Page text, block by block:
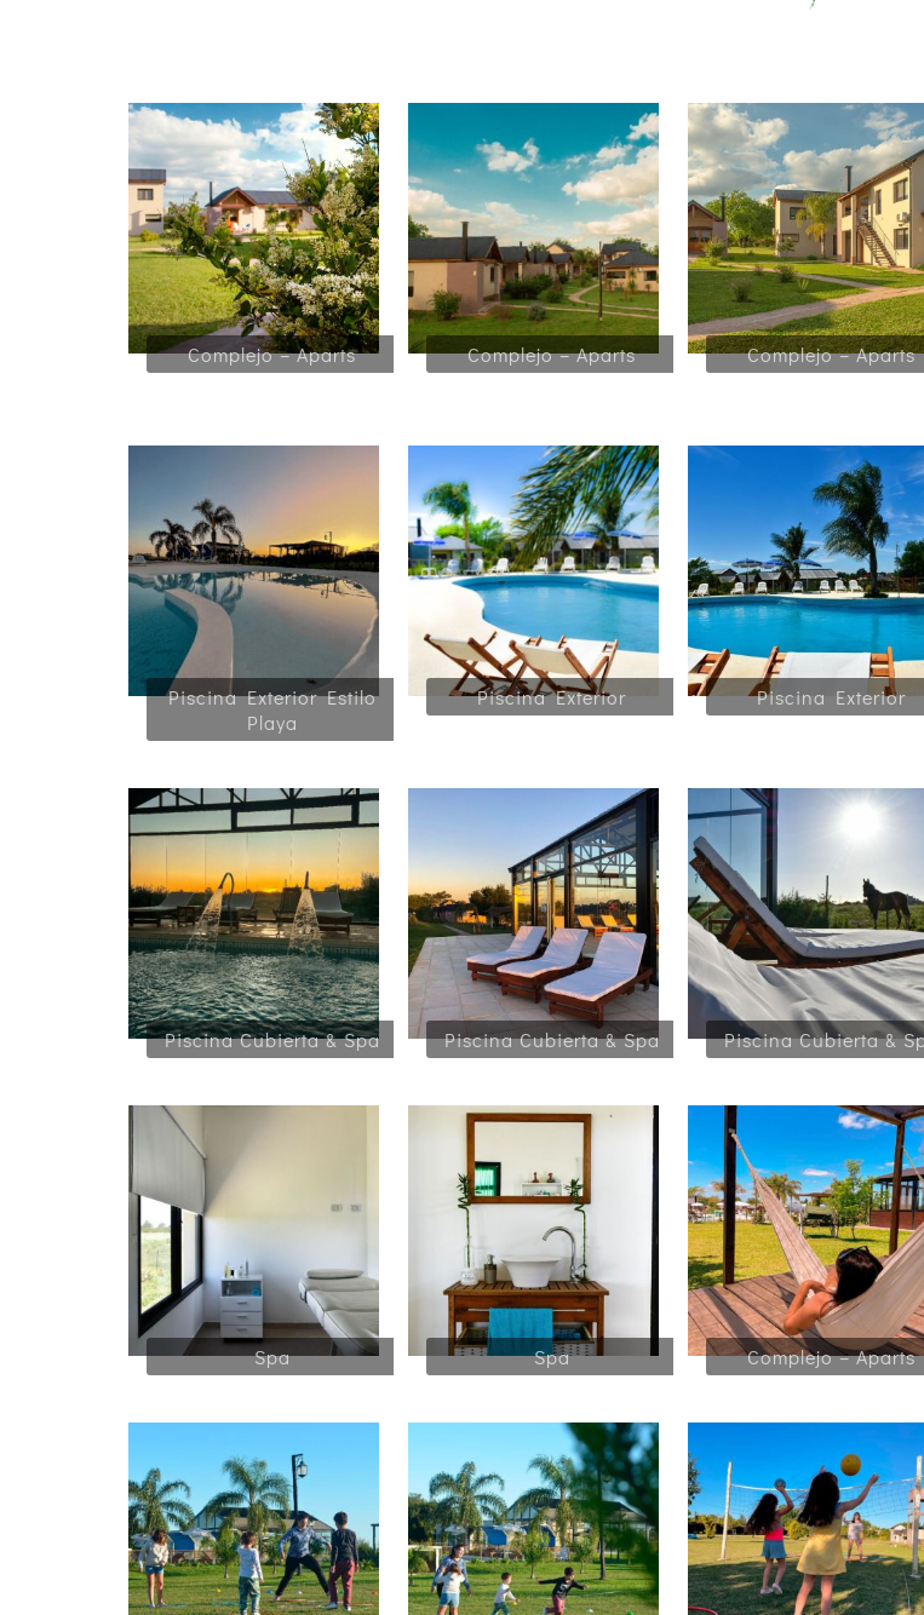
Complejo – Aparts Complejo – Aparts Complejo – Aparts
Piscina Exterior Estilo
Playa
Piscina Exterior Piscina Exterior
Piscina Cubierta & Spa Piscina Cubierta & Spa Piscina Cubierta &
Spa Spa Complejo – Aparts